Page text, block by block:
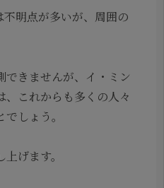
明点が多いが、周囲の
できませんが、イ・ミン
、これからも多くの人々
しょう。
げます。